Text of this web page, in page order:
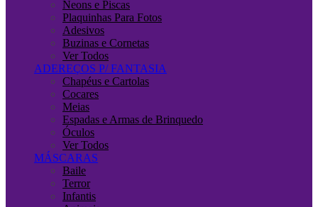
Neons e Piscas
Plaquinhas Para Fotos
Adesivos
Buzinas e Cornetas
Ver Todos
ADEREÇOS P/ FANTASIA
Chapéus e Cartolas
Cocares
Meias
Espadas e Armas de Brinquedo
Óculos
Ver Todos
MÁSCARAS
Baile
Terror
Infantis